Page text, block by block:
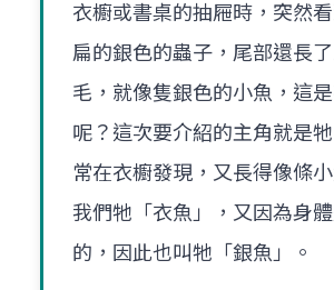
衣櫥或書桌的抽屜時，突然
扁的銀色的蟲子，尾部還長
毛，就像隻銀色的小魚，這
呢？這次要介紹的主角就是
常在衣櫥發現，又長得像條
我們牠「衣魚」，又因為身
的，因此也叫牠「銀魚」。